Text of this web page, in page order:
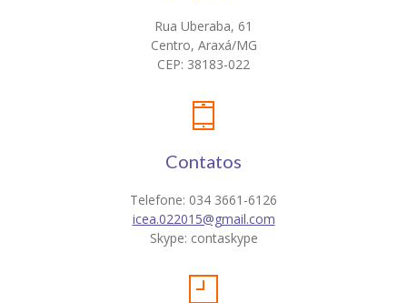
Rua Uberaba, 61
Centro, Araxá/MG
CEP: 38183-022
Contatos
Telefone: 034 3661-6126
icea.022015@gmail.com
Skype: contaskype